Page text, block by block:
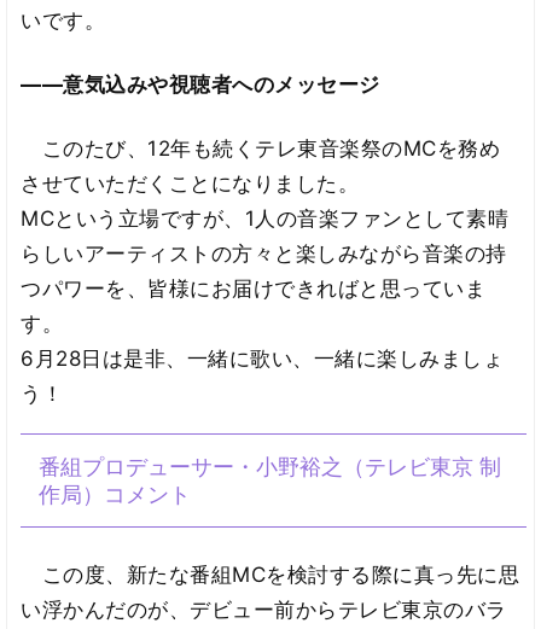
いです。
――意気込みや視聴者へのメッセージ
このたび、12年も続くテレ東音楽祭のMCを務め
させていただくことになりました。
MCという立場ですが、1人の音楽ファンとして素晴
らしいアーティストの方々と楽しみながら音楽の持
つパワーを、皆様にお届けできればと思っていま
す。
6月28日は是非、一緒に歌い、一緒に楽しみましょ
う！
番組プロデューサー・小野裕之（テレビ東京 制
作局）コメント
この度、新たな番組MCを検討する際に真っ先に思
い浮かんだのが、デビュー前からテレビ東京のバラ